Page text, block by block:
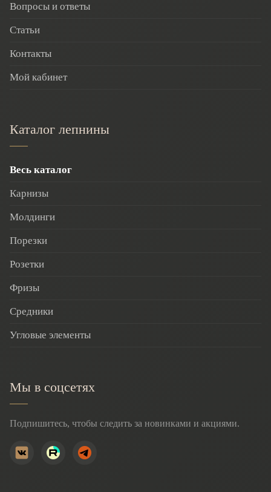
Вопросы и ответы
Статьи
Контакты
Мой кабинет
Каталог лепнины
Весь каталог
Карнизы
Молдинги
Порезки
Розетки
Фризы
Средники
Угловые элементы
Мы в соцсетях
Подпишитесь, чтобы следить за новинками и акциями.